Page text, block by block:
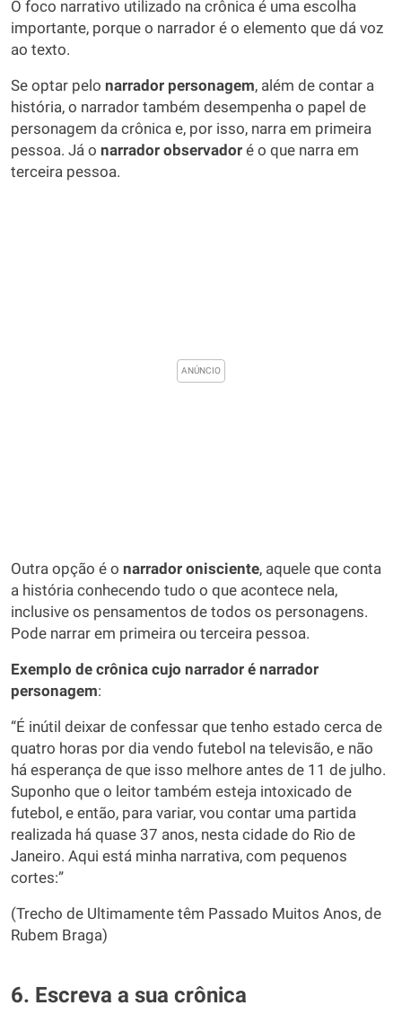
O foco narrativo utilizado na crônica é uma escolha
importante, porque o narrador é o elemento que dá voz
ao texto.
Se optar pelo narrador personagem, além de contar a
história, o narrador também desempenha o papel de
personagem da crônica e, por isso, narra em primeira
pessoa. Já o narrador observador é o que narra em
terceira pessoa.
Outra opção é o narrador onisciente, aquele que conta
a história conhecendo tudo o que acontece nela,
inclusive os pensamentos de todos os personagens.
Pode narrar em primeira ou terceira pessoa.
Exemplo de crônica cujo narrador é narrador
personagem:
“É inútil deixar de confessar que tenho estado cerca de
quatro horas por dia vendo futebol na televisão, e não
há esperança de que isso melhore antes de 11 de julho.
Suponho que o leitor também esteja intoxicado de
futebol, e então, para variar, vou contar uma partida
realizada há quase 37 anos, nesta cidade do Rio de
Janeiro. Aqui está minha narrativa, com pequenos
cortes:”
(Trecho de Ultimamente têm Passado Muitos Anos, de
Rubem Braga)
6. Escreva a sua crônica